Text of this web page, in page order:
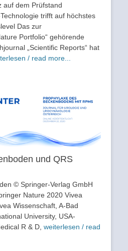
auf dem Prüfstand
trifft auf höchstes
Das zur
Portfolio“ gehörende
„Scientific Reports“ hat
/ read more...
und QRS
© Springer-Verlag GmbH
Nature 2020 Vivea
Wissenschaft, A-Bad
University, USA-
R & D, weiterlesen / read